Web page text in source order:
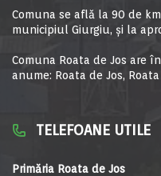
Comuna se află la 90 de
municipiul Giurgiu, şi la
Comuna Roata de Jos are
anume: Roata de Jos,
TELEFOANE UTILE
Primăria Roata de Jos